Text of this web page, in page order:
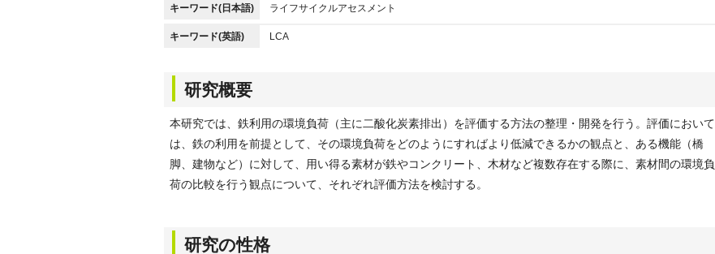
キーワード(日本語) ライフサイクルアセスメント
キーワード(英語) LCA
研究概要
本研究では、鉄利用の環境負荷（主に二酸化炭素排出）を評価する方法の整理・開発を行う。評価において
は、鉄の利用を前提として、その環境負荷をどのようにすればより低減できるかの観点と、ある機能（橋
脚、建物など）に対して、用い得る素材が鉄やコンクリート、木材など複数存在する際に、素材間の環境負
荷の比較を行う観点について、それぞれ評価方法を検討する。
研究の性格